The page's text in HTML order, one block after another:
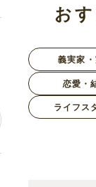
お
義実家
恋愛・
ライフス